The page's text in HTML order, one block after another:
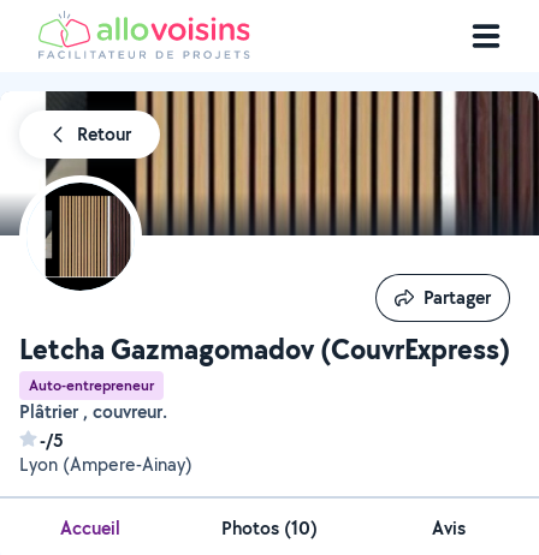
Retour
Letcha Gazmagomadov (CouvrExpress)
Auto-entrepreneur
Plâtrier , couvreur.
-/5
Lyon (Ampere-Ainay)
Partager
Partager
Accueil Photos (10) Avis